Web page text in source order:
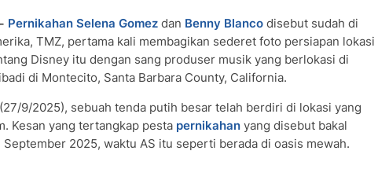
Pernikahan Selena Gomez dan Benny Blanco disebut sudah di
TMZ, pertama kali membagikan sederet foto persiapan lokasi
Disney itu dengan sang produser musik yang berlokasi di
di Montecito, Santa Barbara County, California.
9/2025), sebuah tenda putih besar telah berdiri di lokasi yang
Kesan yang tertangkap pesta pernikahan yang disebut bakal
2025, waktu AS itu seperti berada di oasis mewah.